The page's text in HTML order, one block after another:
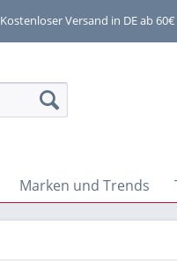
Kostenloser Versand in DE ab 60€
Marken und Trends